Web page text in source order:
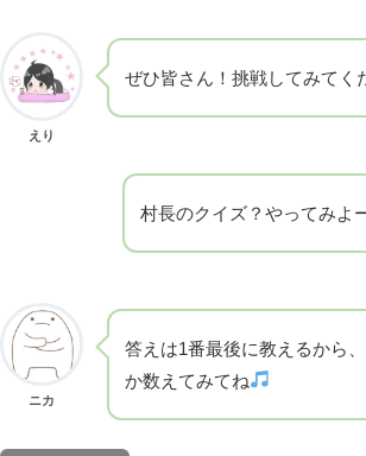
えり
ぜひ皆さん！挑戦してみてく
村長のクイズ？やってみよ
ニカ
答えは1番最後に教えるから
か数えてみてね